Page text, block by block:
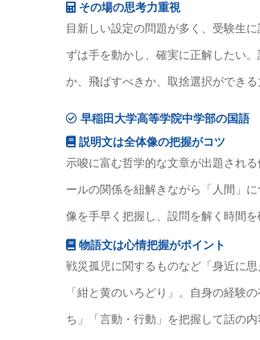
その場の思考力重視
目新しい設定の問題が多く、受験生
ずは手を動かし、確実に正解したい
か、飛ばすべきか、取捨選択ができる
早稲田大学高等学院中学部の国語
説明文は全体像の把握がコツ
示唆に富む哲学的な文章が出題され
ールの関係を紐解きながら「人間」
像を手早く把握し、設問を解く時間を
物語文は心情把握がポイント
戦災孤児に関するものなど「身近に
「紺と黄のいろどり」。自身の経験
ち」「言動・行動」を把握して話の内